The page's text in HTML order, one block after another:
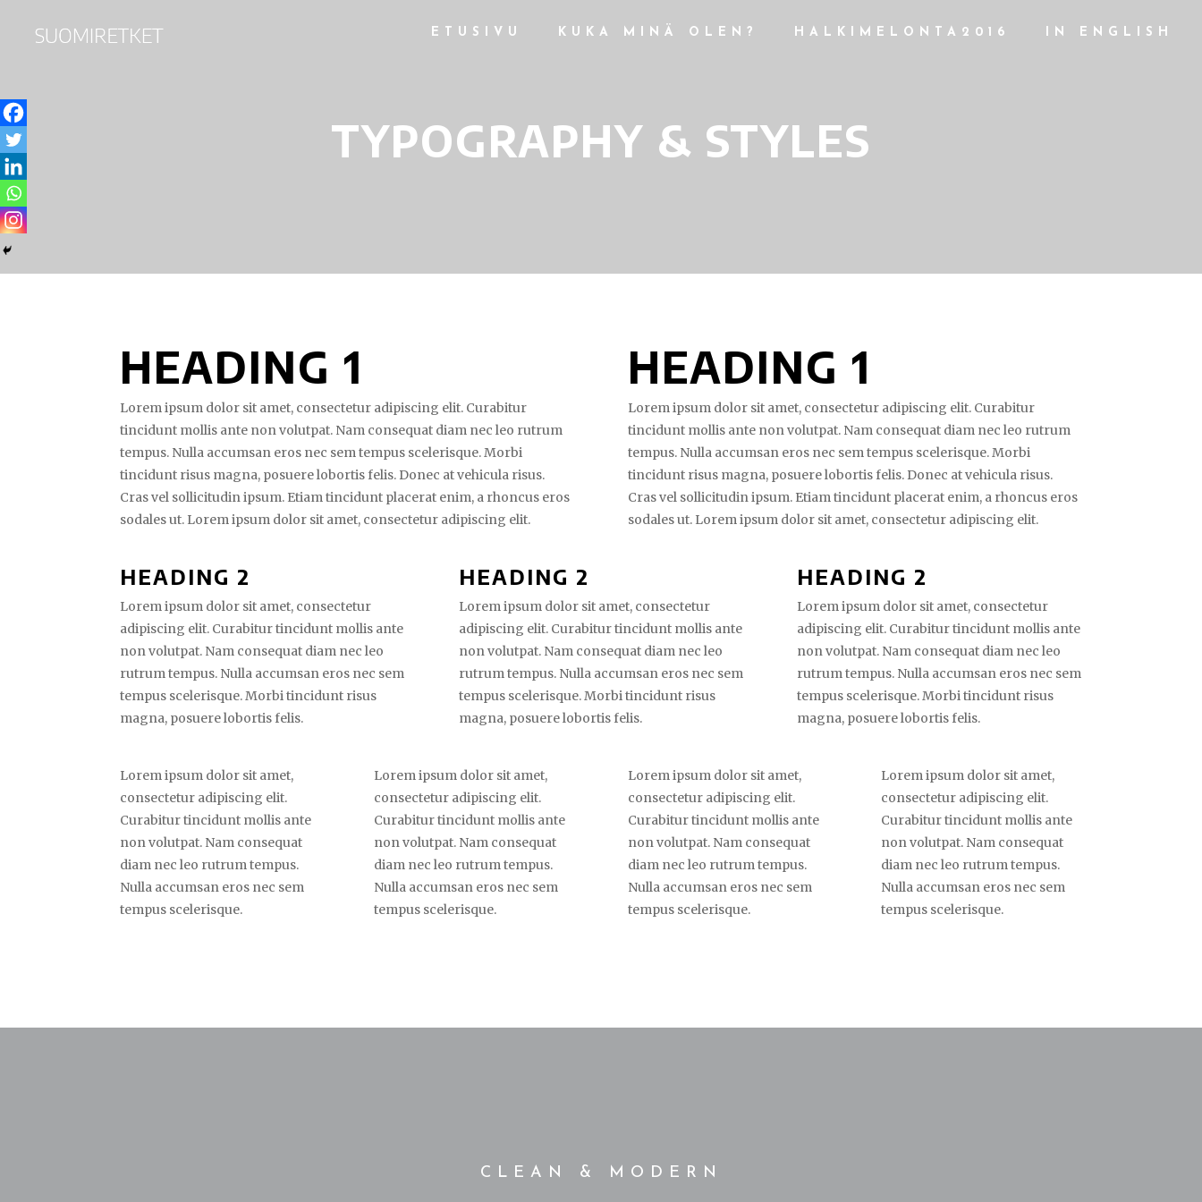
ETUSIVU KUKA MINÄ OLEN? HALKIMELONTA2016 IN ENGLISH
TYPOGRAPHY & STYLES
HEADING 1
Lorem ipsum dolor sit amet, consectetur adipiscing elit. Curabitur
tincidunt mollis ante non volutpat. Nam consequat diam nec leo rutrum
tempus. Nulla accumsan eros nec sem tempus scelerisque. Morbi
tincidunt risus magna, posuere lobortis felis. Donec at vehicula risus.
Cras vel sollicitudin ipsum. Etiam tincidunt placerat enim, a rhoncus eros
sodales ut. Lorem ipsum dolor sit amet, consectetur adipiscing elit.
HEADING 1
Lorem ipsum dolor sit amet, consectetur adipiscing elit. Curabitur
tincidunt mollis ante non volutpat. Nam consequat diam nec leo rutrum
tempus. Nulla accumsan eros nec sem tempus scelerisque. Morbi
tincidunt risus magna, posuere lobortis felis. Donec at vehicula risus.
Cras vel sollicitudin ipsum. Etiam tincidunt placerat enim, a rhoncus eros
sodales ut. Lorem ipsum dolor sit amet, consectetur adipiscing elit.
HEADING 2
Lorem ipsum dolor sit amet, consectetur
adipiscing elit. Curabitur tincidunt mollis ante
non volutpat. Nam consequat diam nec leo
rutrum tempus. Nulla accumsan eros nec sem
tempus scelerisque. Morbi tincidunt risus
magna, posuere lobortis felis.
HEADING 2
Lorem ipsum dolor sit amet, consectetur
adipiscing elit. Curabitur tincidunt mollis ante
non volutpat. Nam consequat diam nec leo
rutrum tempus. Nulla accumsan eros nec sem
tempus scelerisque. Morbi tincidunt risus
magna, posuere lobortis felis.
HEADING 2
Lorem ipsum dolor sit amet, consectetur
adipiscing elit. Curabitur tincidunt mollis ante
non volutpat. Nam consequat diam nec leo
rutrum tempus. Nulla accumsan eros nec sem
tempus scelerisque. Morbi tincidunt risus
magna, posuere lobortis felis.
Lorem ipsum dolor sit amet,
consectetur adipiscing elit.
Curabitur tincidunt mollis ante
non volutpat. Nam consequat
diam nec leo rutrum tempus.
Nulla accumsan eros nec sem
tempus scelerisque.
Lorem ipsum dolor sit amet,
consectetur adipiscing elit.
Curabitur tincidunt mollis ante
non volutpat. Nam consequat
diam nec leo rutrum tempus.
Nulla accumsan eros nec sem
tempus scelerisque.
Lorem ipsum dolor sit amet,
consectetur adipiscing elit.
Curabitur tincidunt mollis ante
non volutpat. Nam consequat
diam nec leo rutrum tempus.
Nulla accumsan eros nec sem
tempus scelerisque.
Lorem ipsum dolor sit amet,
consectetur adipiscing elit.
Curabitur tincidunt mollis ante
non volutpat. Nam consequat
diam nec leo rutrum tempus.
Nulla accumsan eros nec sem
tempus scelerisque.
CLEAN & MODERN